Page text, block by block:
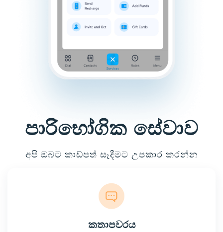
පාරිභෝගික සේවාව
අපි ඔබට කාඩ්පත් සෑදීමට උපකාර කරන්න
කතාපවරය